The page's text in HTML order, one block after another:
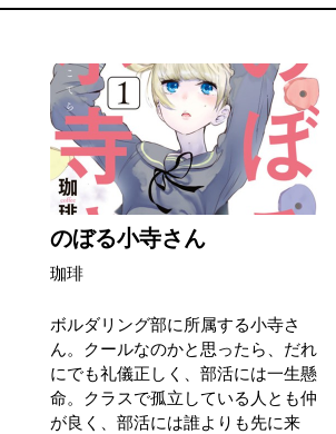
のぼる小寺さん
珈琲
ボルダリング部に所属する小寺さ
ん。クールなのかと思ったら、だれ
にでも礼儀正しく、部活には一生懸
命。クラスで孤立している人とも仲
が良く、部活には誰よりも先に来